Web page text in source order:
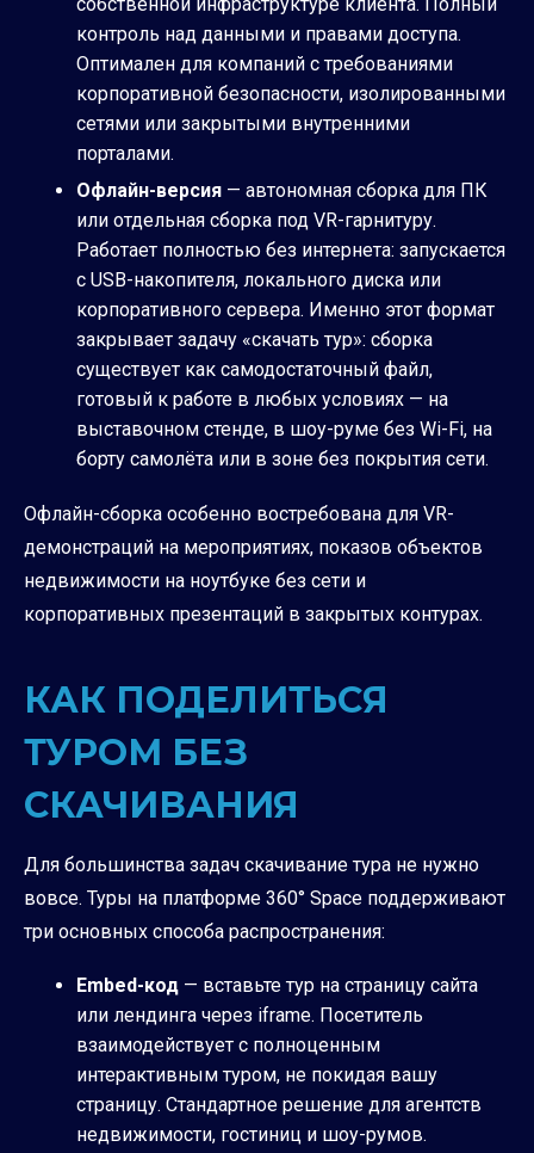
контроль над данными и правами доступа.
Оптимален для компаний с требованиями
корпоративной безопасности, изолированными
сетями или закрытыми внутренними
порталами.
Офлайн-версия — автономная сборка для ПК
или отдельная сборка под VR-гарнитуру.
Работает полностью без интернета: запускается
с USB-накопителя, локального диска или
корпоративного сервера. Именно этот формат
закрывает задачу «скачать тур»: сборка
существует как самодостаточный файл,
готовый к работе в любых условиях — на
выставочном стенде, в шоу-руме без Wi-Fi, на
борту самолёта или в зоне без покрытия сети.
Офлайн-сборка особенно востребована для VR-
демонстраций на мероприятиях, показов объектов
недвижимости на ноутбуке без сети и
корпоративных презентаций в закрытых контурах.
КАК ПОДЕЛИТЬСЯ
ТУРОМ БЕЗ
СКАЧИВАНИЯ
Для большинства задач скачивание тура не нужно
вовсе. Туры на платформе 360° Space поддерживают
три основных способа распространения:
Embed-код — вставьте тур на страницу сайта
или лендинга через iframe. Посетитель
взаимодействует с полноценным
интерактивным туром, не покидая вашу
страницу. Стандартное решение для агентств
недвижимости, гостиниц и шоу-румов.